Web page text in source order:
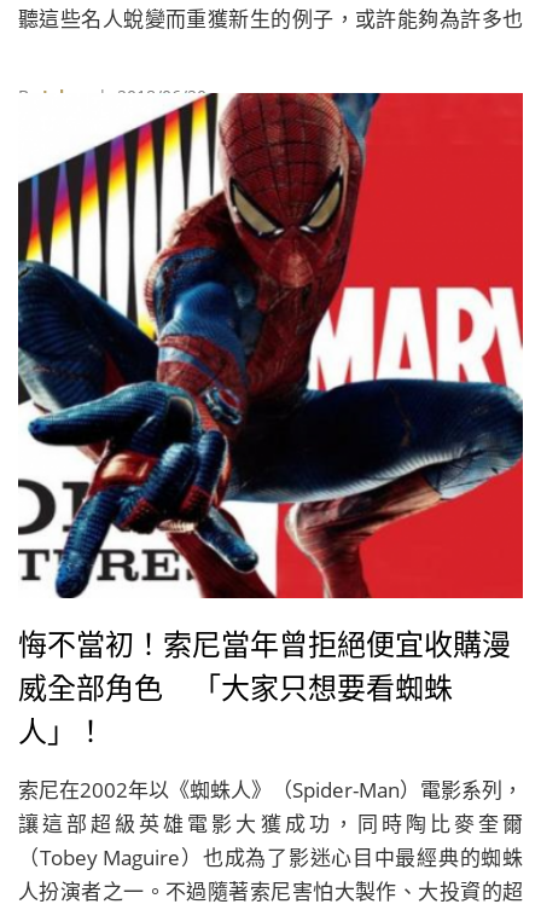
聽這些名人蛻變而重獲新生的例子，或許能夠為許多也
By Juksy | 2018/06/20
悔不當初！索尼當年曾拒絕便宜收購漫
威全部角色 「大家只想要看蜘蛛
人」！
索尼在2002年以《蜘蛛人》（Spider-Man）電影系列，
讓這部超級英雄電影大獲成功，同時陶比麥奎爾
（Tobey Maguire）也成為了影迷心目中最經典的蜘蛛
人扮演者之一。不過隨著索尼害怕大製作、大投資的超